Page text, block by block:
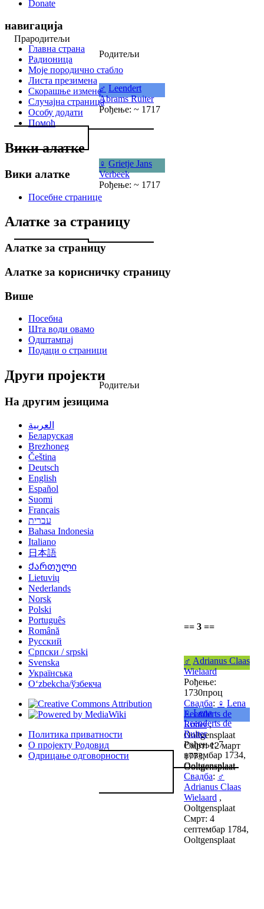
Прародитељи
Родитељи
♂ Leendert
Abrams Ruiter
Рођење: ~ 1717
♀ Grietje Jans
Verbeek
Рођење: ~ 1717
Родитељи
== 3 ==
♂ Adrianus Claas
Wielaard
Рођење:
1730проц
Свадба: ♀ Lena
Leenderts de
Ruiter,
Ooltgensplaat
Смрт: 12 март
1773,
Ooltgensplaat
♀ Lena
Leenderts de
Ruiter
Рођење: 7
новембар 1734,
Ooltgensplaat
Свадба: ♂
Adrianus Claas
Wielaard ,
Ooltgensplaat
Смрт: 4
септембар 1784,
Ooltgensplaat
Donate
навигација
Главна страна
Радионица
Моје породично стабло
Листа презимена
Скорашње измене
Случајна страница
Особу додати
Помоћ
Вики алатке
Вики алатке
Посебне странице
Алатке за страницу
Алатке за страницу
Алатке за корисничку страницу
Више
Посебна
Шта води овамо
Одштампај
Подаци о страници
Други пројекти
На другим језицима
العربية
Беларуская
Brezhoneg
Čeština
Deutsch
English
Español
Suomi
Français
עברית
Bahasa Indonesia
Italiano
日本語
Ქართული
Lietuvių
Nederlands
Norsk
Polski
Português
Română
Русский
Српски / srpski
Svenska
Українська
Oʻzbekcha/ўзбекча
Политика приватности
О пројекту Родовид
Одрицање одговорности